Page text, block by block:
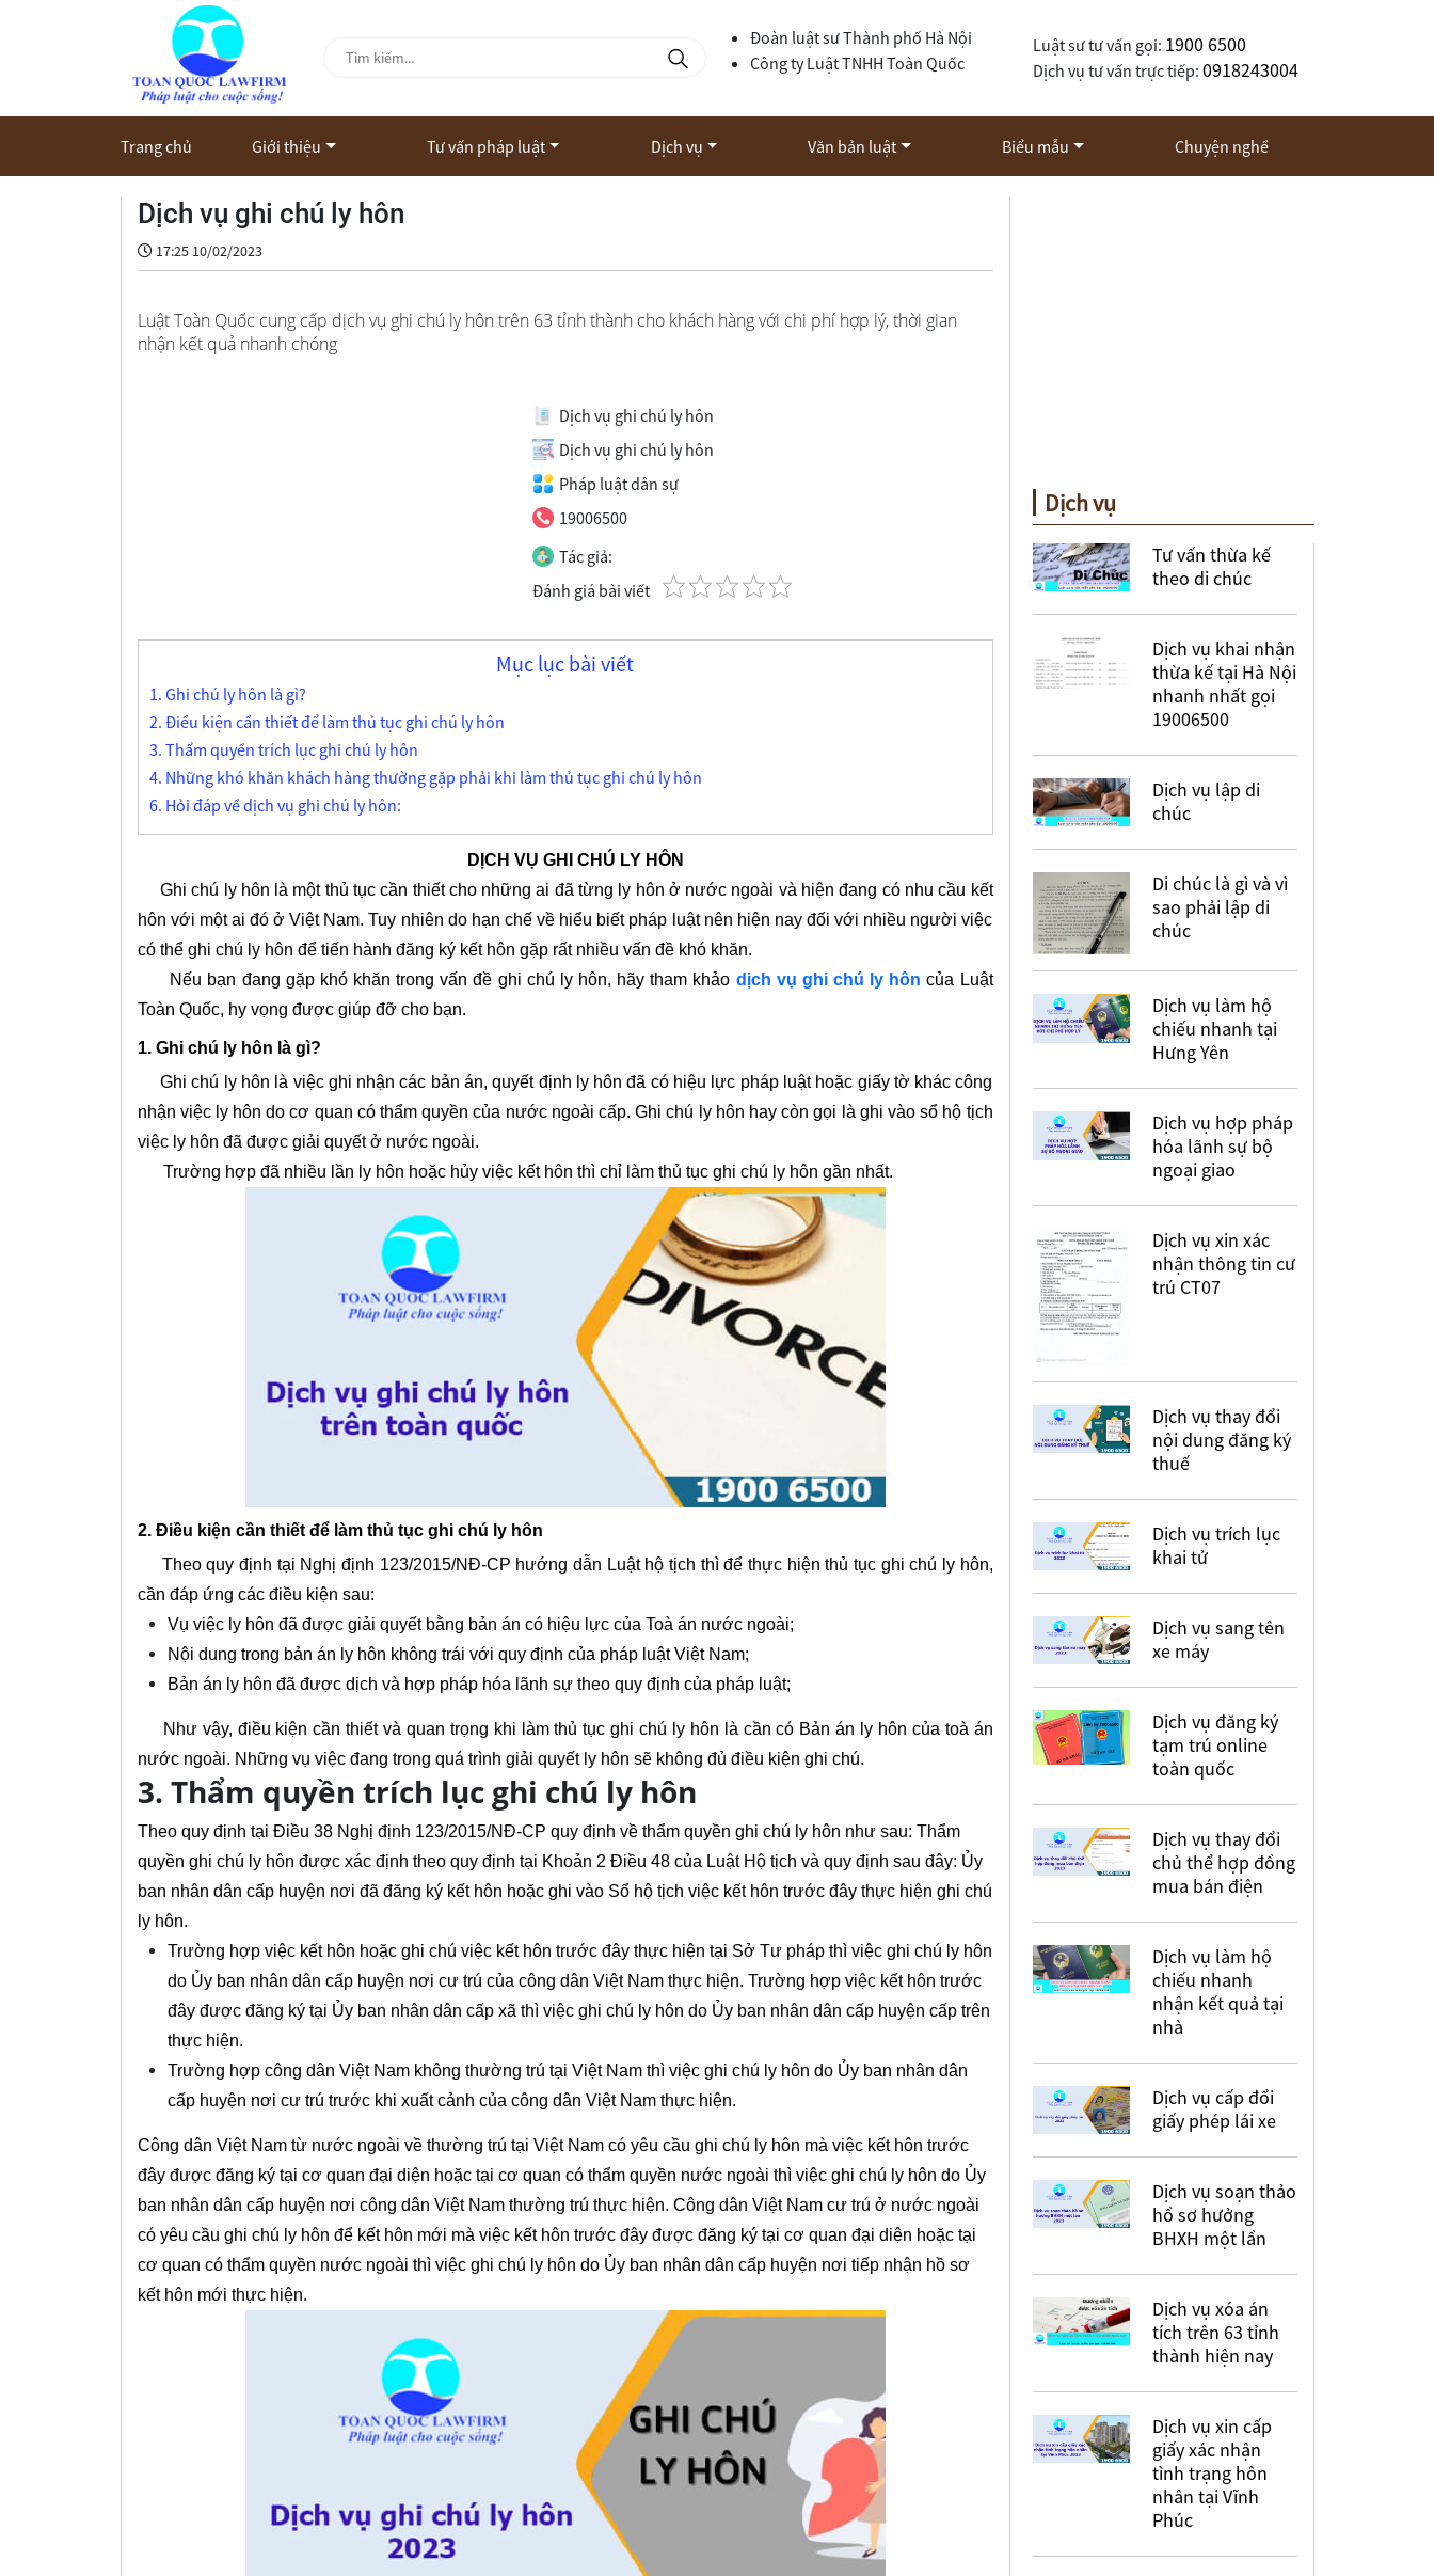
Đoàn luật sư Thành phố Hà Nội
Công ty Luật TNHH Toàn Quốc
Luật sư tư vấn gọi: 1900 6500
Dịch vụ tư vấn trực tiếp: 0918243004
Trang chủ Giới thiệu Tư vấn pháp luật Dịch vụ Văn bản luật Biểu mẫu Chuyện nghề
Dịch vụ ghi chú ly hôn
17:25 10/02/2023
Luật Toàn Quốc cung cấp dịch vụ ghi chú ly hôn trên 63 tỉnh thành cho khách hàng với chi phí hợp lý, thời gian
nhận kết quả nhanh chóng
Dịch vụ ghi chú ly hôn
Dịch vụ ghi chú ly hôn
Pháp luật dân sự
19006500
Tác giả:
Đánh giá bài viết
Mục lục bài viết
1. Ghi chú ly hôn là gì?
2. Điều kiện cần thiết để làm thủ tục ghi chú ly hôn
3. Thẩm quyền trích lục ghi chú ly hôn
4. Những khó khăn khách hàng thường gặp phải khi làm thủ tục ghi chú ly hôn
6. Hỏi đáp về dịch vụ ghi chú ly hôn:
DỊCH VỤ GHI CHÚ LY HÔN
Ghi chú ly hôn là một thủ tục cần thiết cho những ai đã từng ly hôn ở nước ngoài và hiện đang có nhu cầu kết
hôn với một ai đó ở Việt Nam. Tuy nhiên do hạn chế về hiểu biết pháp luật nên hiện nay đối với nhiều người việc
có thể ghi chú ly hôn để tiến hành đăng ký kết hôn gặp rất nhiều vấn đề khó khăn.
Nếu bạn đang gặp khó khăn trong vấn đề ghi chú ly hôn, hãy tham khảo dịch vụ ghi chú ly hôn của Luật
Toàn Quốc, hy vọng được giúp đỡ cho bạn.
1. Ghi chú ly hôn là gì?
Ghi chú ly hôn là việc ghi nhận các bản án, quyết định ly hôn đã có hiệu lực pháp luật hoặc giấy tờ khác công
nhận việc ly hôn do cơ quan có thẩm quyền của nước ngoài cấp. Ghi chú ly hôn hay còn gọi là ghi vào sổ hộ tịch
việc ly hôn đã được giải quyết ở nước ngoài.
Trường hợp đã nhiều lần ly hôn hoặc hủy việc kết hôn thì chỉ làm thủ tục ghi chú ly hôn gần nhất.
2. Điều kiện cần thiết để làm thủ tục ghi chú ly hôn
Theo quy định tại Nghị định 123/2015/NĐ-CP hướng dẫn Luật hộ tịch thì để thực hiện thủ tục ghi chú ly hôn,
cần đáp ứng các điều kiện sau:
Vụ việc ly hôn đã được giải quyết bằng bản án có hiệu lực của Toà án nước ngoài;
Nội dung trong bản án ly hôn không trái với quy định của pháp luật Việt Nam;
Bản án ly hôn đã được dịch và hợp pháp hóa lãnh sự theo quy định của pháp luật;
Như vậy, điều kiện cần thiết và quan trọng khi làm thủ tục ghi chú ly hôn là cần có Bản án ly hôn của toà án
nước ngoài. Những vụ việc đang trong quá trình giải quyết ly hôn sẽ không đủ điều kiện ghi chú.
3. Thẩm quyền trích lục ghi chú ly hôn
Theo quy định tại Điều 38 Nghị định 123/2015/NĐ-CP quy định về thẩm quyền ghi chú ly hôn như sau: Thẩm
quyền ghi chú ly hôn được xác định theo quy định tại Khoản 2 Điều 48 của Luật Hộ tịch và quy định sau đây: Ủy
ban nhân dân cấp huyện nơi đã đăng ký kết hôn hoặc ghi vào Sổ hộ tịch việc kết hôn trước đây thực hiện ghi chú
ly hôn.
Trường hợp việc kết hôn hoặc ghi chú việc kết hôn trước đây thực hiện tại Sở Tư pháp thì việc ghi chú ly hôn
do Ủy ban nhân dân cấp huyện nơi cư trú của công dân Việt Nam thực hiện. Trường hợp việc kết hôn trước
đây được đăng ký tại Ủy ban nhân dân cấp xã thì việc ghi chú ly hôn do Ủy ban nhân dân cấp huyện cấp trên
thực hiện.
Trường hợp công dân Việt Nam không thường trú tại Việt Nam thì việc ghi chú ly hôn do Ủy ban nhân dân
cấp huyện nơi cư trú trước khi xuất cảnh của công dân Việt Nam thực hiện.
Công dân Việt Nam từ nước ngoài về thường trú tại Việt Nam có yêu cầu ghi chú ly hôn mà việc kết hôn trước
đây được đăng ký tại cơ quan đại diện hoặc tại cơ quan có thẩm quyền nước ngoài thì việc ghi chú ly hôn do Ủy
ban nhân dân cấp huyện nơi công dân Việt Nam thường trú thực hiện. Công dân Việt Nam cư trú ở nước ngoài
có yêu cầu ghi chú ly hôn để kết hôn mới mà việc kết hôn trước đây được đăng ký tại cơ quan đại diện hoặc tại
cơ quan có thẩm quyền nước ngoài thì việc ghi chú ly hôn do Ủy ban nhân dân cấp huyện nơi tiếp nhận hồ sơ
kết hôn mới thực hiện.
Dịch vụ
Tư vấn thừa kế
theo di chúc
Dịch vụ khai nhận
thừa kế tại Hà Nội
nhanh nhất gọi
19006500
Dịch vụ lập di
chúc
Di chúc là gì và vì
sao phải lập di
chúc
Dịch vụ làm hộ
chiếu nhanh tại
Hưng Yên
Dịch vụ hợp pháp
hóa lãnh sự bộ
ngoại giao
Dịch vụ xin xác
nhận thông tin cư
trú CT07
Dịch vụ thay đổi
nội dung đăng ký
thuế
Dịch vụ trích lục
khai tử
Dịch vụ sang tên
xe máy
Dịch vụ đăng ký
tạm trú online
toàn quốc
Dịch vụ thay đổi
chủ thể hợp đồng
mua bán điện
Dịch vụ làm hộ
chiếu nhanh
nhận kết quả tại
nhà
Dịch vụ cấp đổi
giấy phép lái xe
Dịch vụ soạn thảo
hồ sơ hưởng
BHXH một lần
Dịch vụ xóa án
tích trên 63 tỉnh
thành hiện nay
Dịch vụ xin cấp
giấy xác nhận
tình trạng hôn
nhân tại Vĩnh
Phúc